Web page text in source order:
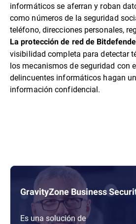
informáticos se aferran y roban
como números de la seguridad
teléfono, direcciones personales,
La protección de red de
visibilidad completa para detectar
los mecanismos de seguridad con
delincuentes informáticos hagan
información confidencial.
GravityZone Business
Es una solución de